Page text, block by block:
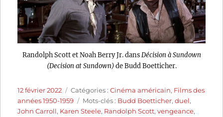
Randolph Scott et Noah Berry Jr. dansDécision à Sundown
(Decision at Sundown)de Budd Boetticher.
Publié
le
12 février 2022 Catégories
Catégories :Cinéma américain, Films des
années 1950-1959
Étiquettes
Mots-clés : Budd Boetticher,duel,
John Carroll, Karen Steele, Randolph Scott,vengeance,